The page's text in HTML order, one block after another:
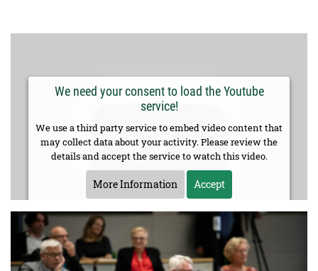
We need your consent to load the Youtube
service!
We use a third party service to embed video content that
may collect data about your activity. Please review the
details and accept the service to watch this video.
More Information Accept